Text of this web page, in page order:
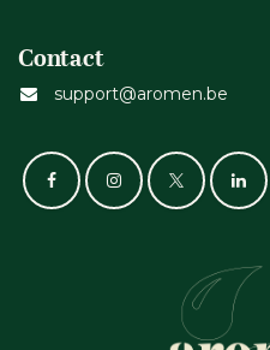
Contact
support@aromen.be